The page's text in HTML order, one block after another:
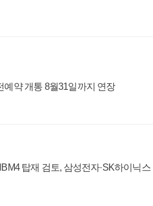
예약 개통 8월31일까지 연장
탑재 검토, 삼성전자·SK하이닉스